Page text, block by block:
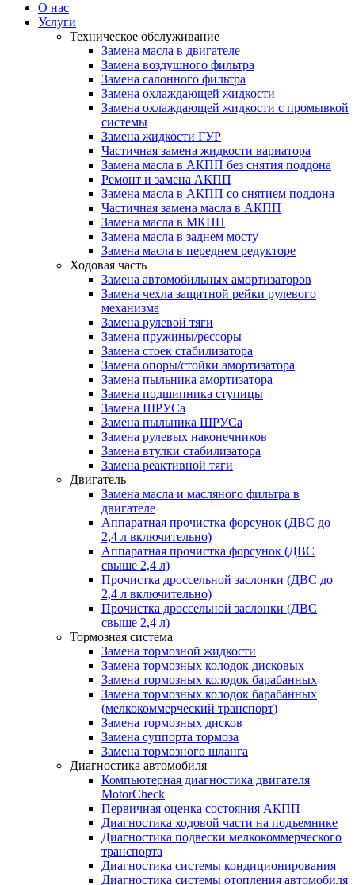
О нас
Услуги
Техническое обслуживание
Замена масла в двигателе
Замена воздушного фильтра
Замена салонного фильтра
Замена охлаждающей жидкости
Замена охлаждающей жидкости с промывкой
системы
Замена жидкости ГУР
Частичная замена жидкости вариатора
Замена масла в АКПП без снятия поддона
Ремонт и замена АКПП
Замена масла в АКПП со снятием поддона
Частичная замена масла в АКПП
Замена масла в МКПП
Замена масла в заднем мосту
Замена масла в переднем редукторе
Ходовая часть
Замена автомобильных амортизаторов
Замена чехла защитной рейки рулевого
механизма
Замена рулевой тяги
Замена пружины/рессоры
Замена стоек стабилизатора
Замена опоры/стойки амортизатора
Замена пыльника амортизатора
Замена подшипника ступицы
Замена ШРУСа
Замена пыльника ШРУСа
Замена рулевых наконечников
Замена втулки стабилизатора
Замена реактивной тяги
Двигатель
Замена масла и масляного фильтра в
двигателе
Аппаратная прочистка форсунок (ДВС до
2,4 л включительно)
Аппаратная прочистка форсунок (ДВС
свыше 2,4 л)
Прочистка дроссельной заслонки (ДВС до
2,4 л включительно)
Прочистка дроссельной заслонки (ДВС
свыше 2,4 л)
Тормозная система
Замена тормозной жидкости
Замена тормозных колодок дисковых
Замена тормозных колодок барабанных
Замена тормозных колодок барабанных
(мелкокоммерческий транспорт)
Замена тормозных дисков
Замена суппорта тормоза
Замена тормозного шланга
Диагностика автомобиля
Компьютерная диагностика двигателя
MotorCheсk
Первичная оценка состояния АКПП
Диагностика ходовой части на подъемнике
Диагностика подвески мелкокоммерческого
транспорта
Диагностика системы кондиционирования
Диагностика системы отопления автомобиля